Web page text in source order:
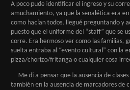
A poco pude identificar el ingreso y su
amuchamiento, ya que la señalética era
como hacían todos, llegué preguntando y
puesto que el uniforme del “staff” que se
corre. Era hermoso ver como las familias,
suelta entraba al “evento cultural” con la
pizza/chorizo/fritanga o cualquier cosa
Me di a pensar que la ausencia de clases
también en la ausencia de marcadores de